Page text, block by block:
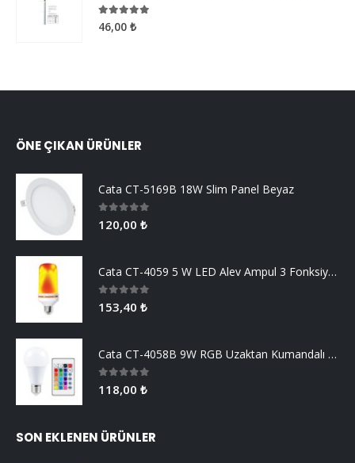
5.005 üzerinden
46,00 ₺
ÖNE ÇIKAN ÜRÜNLER
Cata CT-5169B 18W Slim Panel Beyaz
0 5 üzerinden
120,00 ₺
Cata CT-4059 5 W LED Alev Ampul 3 Fonksiyonlu
0 5 üzerinden
153,40 ₺
Cata CT-4058B 9W RGB Uzaktan Kumandalı Led Ampul Beyaz Işık
0 5 üzerinden
118,00 ₺
SON EKLENEN ÜRÜNLER